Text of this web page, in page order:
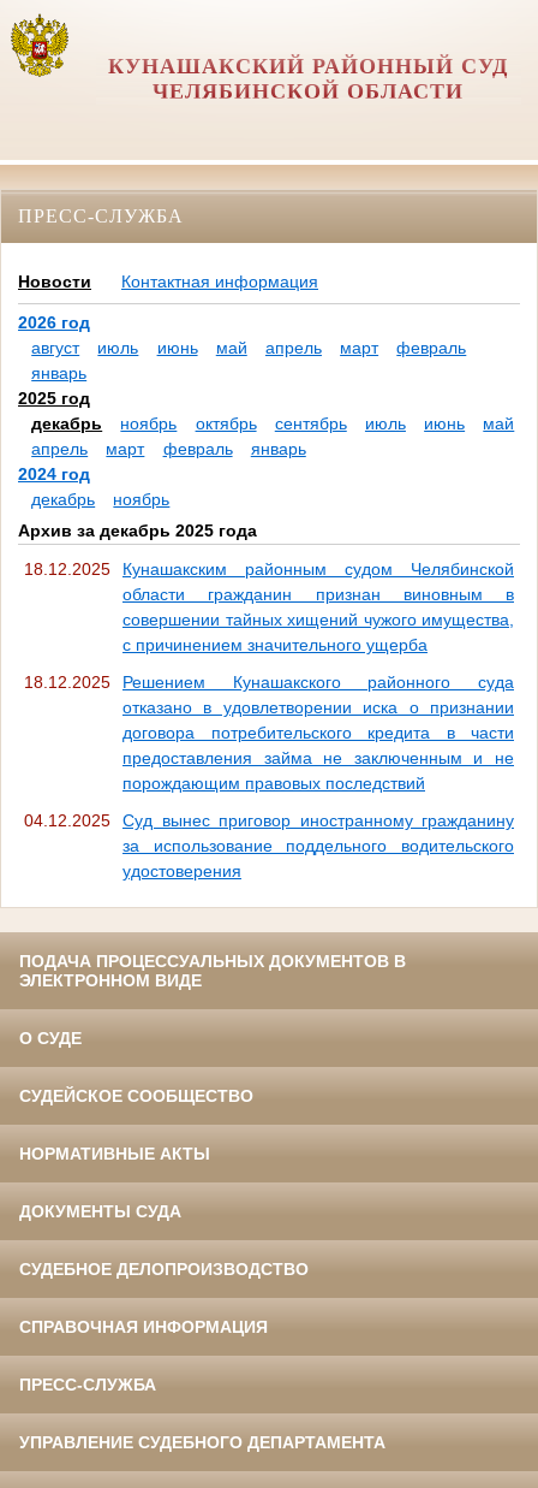
КУНАШАКСКИЙ РАЙОННЫЙ СУД
ЧЕЛЯБИНСКОЙ ОБЛАСТИ
ПРЕСС-СЛУЖБА
Новости Контактная информация
2026 год
август
июль июнь май апрель март
февраль
январь
2025 год
декабрь
ноябрь октябрь сентябрь июль июнь
май
апрель
март февраль
январь
2024 год
декабрь
ноябрь
Архив за декабрь 2025 года
18.12.2025
Кунашакским районным судом Челябинской
области гражданин признан виновным в
совершении тайных хищений чужого имущества,
с причинением значительного ущерба
18.12.2025
Решением Кунашакского районного суда
отказано в удовлетворении иска о признании
договора потребительского кредита в части
предоставления займа не заключенным и не
порождающим правовых последствий
04.12.2025
Суд вынес приговор иностранному гражданину
за использование поддельного водительского
удостоверения
ПОДАЧА ПРОЦЕССУАЛЬНЫХ ДОКУМЕНТОВ В
ЭЛЕКТРОННОМ ВИДЕ
О СУДЕ
СУДЕЙСКОЕ СООБЩЕСТВО
НОРМАТИВНЫЕ АКТЫ
ДОКУМЕНТЫ СУДА
СУДЕБНОЕ ДЕЛОПРОИЗВОДСТВО
СПРАВОЧНАЯ ИНФОРМАЦИЯ
ПРЕСС-СЛУЖБА
УПРАВЛЕНИЕ СУДЕБНОГО ДЕПАРТАМЕНТА